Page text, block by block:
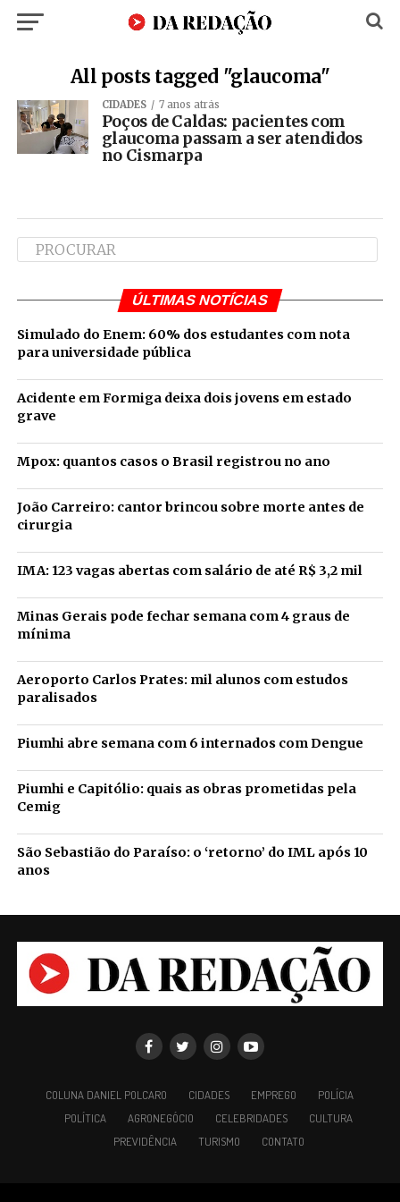
All posts tagged "glaucoma"
CIDADES 7 anos atrás
Poços de Caldas: pacientes com
glaucoma passam a ser atendidos
no Cismarpa
ÚLTIMAS NOTÍCIAS
Simulado do Enem: 60% dos estudantes com nota
para universidade pública
Acidente em Formiga deixa dois jovens em estado
grave
Mpox: quantos casos o Brasil registrou no ano
João Carreiro: cantor brincou sobre morte antes de
cirurgia
IMA: 123 vagas abertas com salário de até R$ 3,2 mil
Minas Gerais pode fechar semana com 4 graus de
mínima
Aeroporto Carlos Prates: mil alunos com estudos
paralisados
Piumhi abre semana com 6 internados com Dengue
Piumhi e Capitólio: quais as obras prometidas pela
Cemig
São Sebastião do Paraíso: o ‘retorno’ do IML após 10
anos
COLUNA DANIEL POLCARO CIDADES EMPREGO
POLÍCIA
POLÍTICA
AGRONEGÓCIO CELEBRIDADES
CULTURA
PREVIDÊNCIA
TURISMO CONTATO